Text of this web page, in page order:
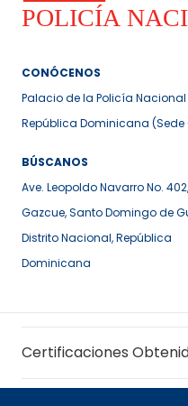
CONÓCENOS
Palacio de la Policía
República Dominicana (Sede
BÚSCANOS
Ave. Leopoldo Navarro No.
Gazcue, Santo Domingo de
Distrito Nacional, República
Dominicana
Certificaciones